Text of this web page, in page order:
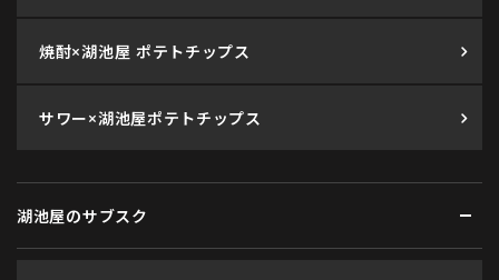
焼酎×湖池屋 ポテトチップス
サワー×湖池屋ポテトチップス
湖池屋のサブスク